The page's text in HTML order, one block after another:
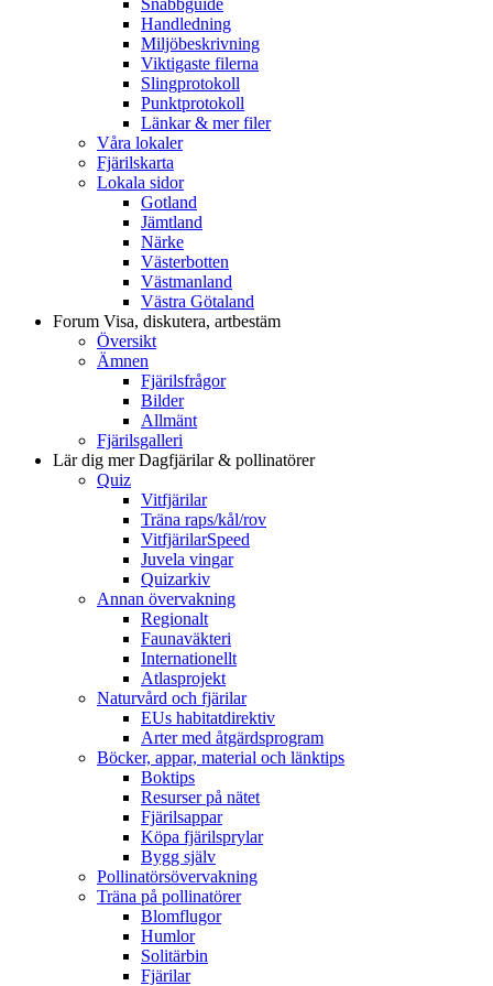
Handledning
Miljöbeskrivning
Viktigaste filerna
Slingprotokoll
Punktprotokoll
Länkar & mer filer
Våra lokaler
Fjärilskarta
Lokala sidor
Gotland
Jämtland
Närke
Västerbotten
Västmanland
Västra Götaland
Forum Visa, diskutera, artbestäm
Översikt
Ämnen
Fjärilsfrågor
Bilder
Allmänt
Fjärilsgalleri
Lär dig merDagfjärilar & pollinatörer
Quiz
Vitfjärilar
Träna raps/kål/rov
VitfjärilarSpeed
Juvela vingar
Quizarkiv
Annan övervakning
Regionalt
Faunaväkteri
Internationellt
Atlasprojekt
Naturvård och fjärilar
EUs habitatdirektiv
Arter med åtgärdsprogram
Böcker, appar, material och länktips
Boktips
Resurser på nätet
Fjärilsappar
Köpa fjärilsprylar
Bygg själv
Pollinatörsövervakning
Träna på pollinatörer
Blomflugor
Humlor
Solitärbin
Fjärilar